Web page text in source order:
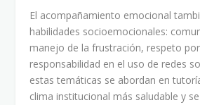
El acompañamiento emocional
habilidades socioemocionales:
manejo de la frustración, respeto
responsabilidad en el uso de redes
estas temáticas se abordan en
clima institucional más saludable y